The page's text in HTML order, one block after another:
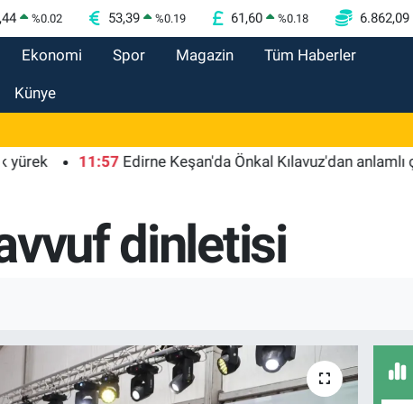
%0.02 53,39 %0.19 61,60 %0.18 6.862,09
Ekonomi Spor Magazin Tüm Haberler
Künye
11:57 Edirne Keşan'da Önkal Kılavuz'dan anlamlı çalışma
dinletisi